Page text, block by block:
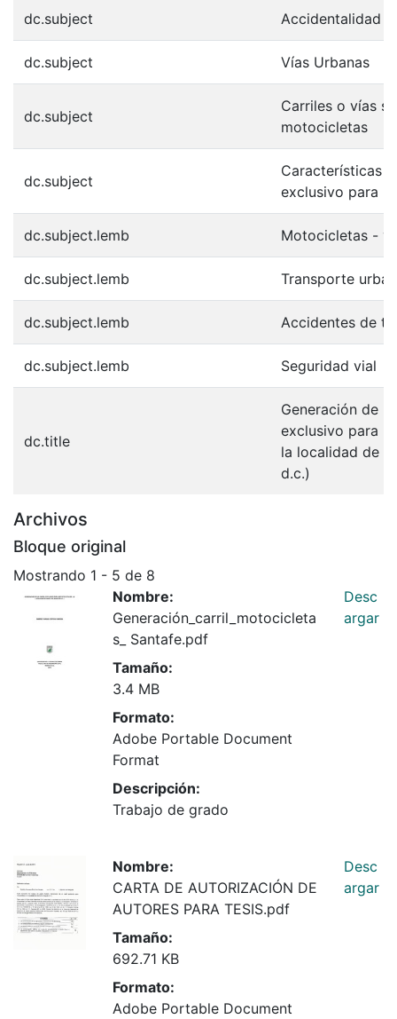
dc.subject Accidentalidad
dc.subject Vías Urbanas
dc.subject
Carriles o vías
motocicletas
dc.subject
Características
exclusivo para
dc.subject.lemb Motocicletas -
dc.subject.lemb Transporte
dc.subject.lemb Accidentes de
dc.subject.lemb Seguridad vial
dc.title
Generación de
exclusivo para
la localidad de
d.c.)
Archivos
Bloque original
Mostrando 1 - 5 de 8
Nombre:
Generación_carril_motocicleta
s_ Santafe.pdf
Tamaño:
3.4 MB
Formato:
Adobe Portable Document
Format
Descripción:
Trabajo de grado
Desc
argar
Nombre:
CARTA DE AUTORIZACIÓN DE
AUTORES PARA TESIS.pdf
Tamaño:
692.71 KB
Formato:
Adobe Portable Document
Desc
argar